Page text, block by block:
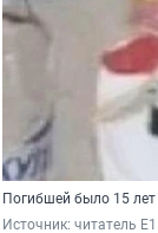
Погибшей было 15 лет
Источник: читатель